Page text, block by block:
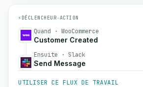
⚡ DÉCLENCHEUR→ACTION
Quand · WooCommerce
Customer Created
Ensuite · Slack
Send Message
UTILISER CE FLUX DE TRAVAIL